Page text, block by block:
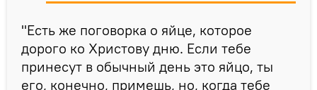
"Есть же поговорка о яйце, которое
дорого ко Христову дню. Если тебе
принесут в обычный день это яйцо, ты
его, конечно, примешь, но, когда тебе